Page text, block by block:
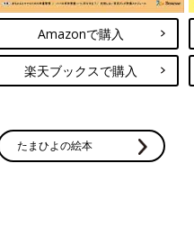
Amazonで購入
楽天ブックスで購入
たまひよの絵本